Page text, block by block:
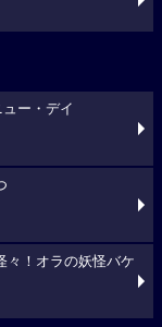
ー・デイ
！オラの妖怪バケ